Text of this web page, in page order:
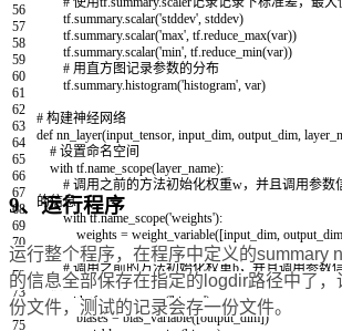
56
57
58
59
60
61
62
63
64
65
66
67
68
69
70
71
72
73
74
75
tf summary.scalar('stddev' stddev)
tf summary.scalar('max' tf reduce_max(var))
tf summary.scalar('min' tf reduce_min(var))
# 用直方图记录参数的分布
tf summary.histogram('histogram' var)
# 构建神经网络
def nn_layer(input_tensor input_dim output_dim
# 设置命名空间
with tf name_scope(layer_name):
# 调用之前的方法初始化权重w，并且调用参数
的信息
with tf.name_scope('weights'):
weights = weight_variable([input_dim output_dim
variable_summaries(weights)
# 调用之前的方法初始化权重b，并且调用参数
的信息
with tf.name_scope('biases')
biases = bias_variable([output_dim])
9、运行程序
运行整个程序，在程序中定义的summary
的信息全部保存在指定的logdir路径中了
份文件，测试的记录会存一份文件。